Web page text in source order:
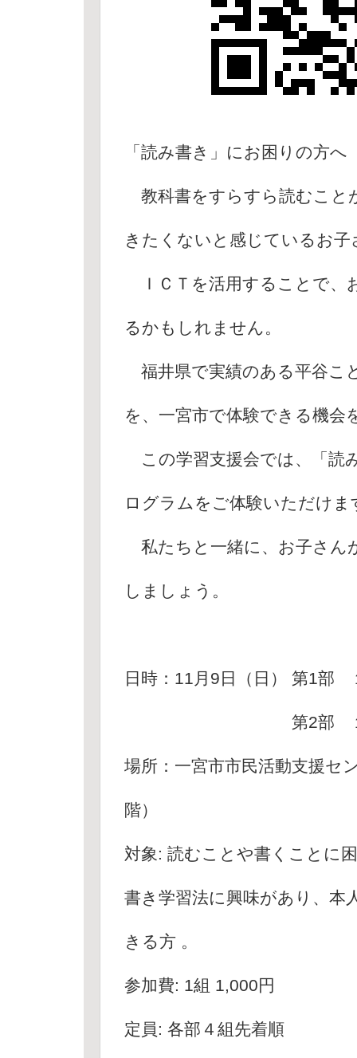
「読み書き」にお困りの方へ
教科書をすらすら読むこと
きたくないと感じているお
ＩＣＴを活用することで、
るかもしれません。
福井県で実績のある平谷こ
を、一宮市で体験できる機会
この学習支援会では、「読
ログラムをご体験いただけま
私たちと一緒に、お子さん
しましょう。
日時：11月9日（日） 第1部
第2部 １４：５
場所：一宮市市民活動支援
階）
対象: 読むことや書くことに
書き学習法に興味があり、本
きる方 。
参加費: 1組 1,000円
定員: 各部４組先着順